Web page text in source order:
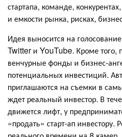
стартапа, команде,
и емкости рынка, рисках,
Идея выносится на
Twitter и YouTube. Кроме того,
венчурные фонды и бизнес-
потенциальных инвестиций.
приглашаются на съемки в
ждет реальный инвестор. В
движется лифт, у
«продать» старт-ап